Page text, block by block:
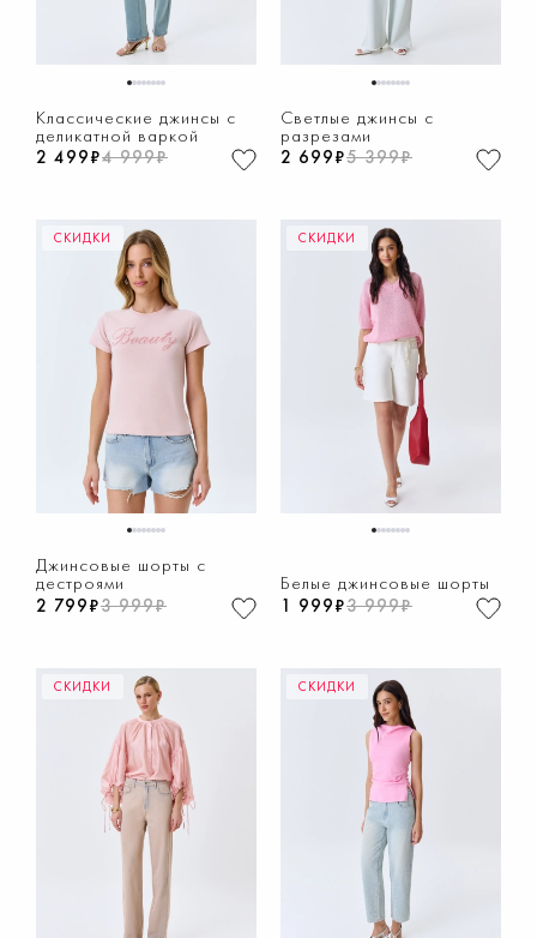
12345678
Классические джинсы с
деликатной варкой
2 499₽4 999₽
12345678
Светлые джинсы с
разрезами
2 699₽5 399₽
СКИДКИ
12345678
Джинсовые шорты с
дестроями
2 799₽3 999₽
СКИДКИ
12345678
Белые джинсовые шорты
1 999₽3 999₽
СКИДКИ СКИДКИ